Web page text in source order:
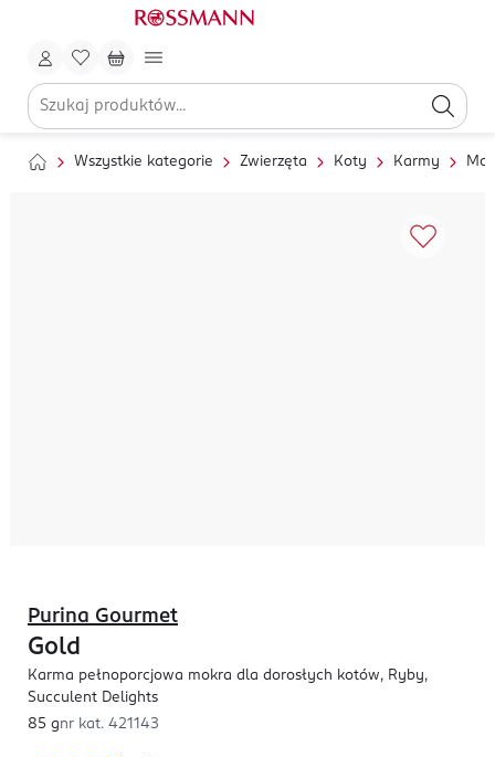
Wszystkie kategorie Zwierzęta Koty Karmy
Purina Gourmet
Gold
Karma pełnoporcjowa mokra dla dorosłych kotów, Ryby,
Succulent Delights
85 gnr kat. 421143